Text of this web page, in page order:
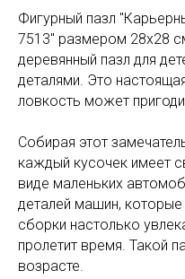
Фигурный пазл
7513" размером 28x28
деревянный пазл для
деталями. Это
ловкость может
Собирая этот
каждый кусочек имеет
виде маленьких
деталей машин,
сборки настолько
пролетит время. Такой
возрасте.